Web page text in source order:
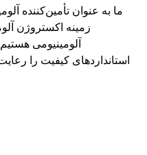
زمینه اکستروژن
آلومینیومی
استانداردهای کیفیت را